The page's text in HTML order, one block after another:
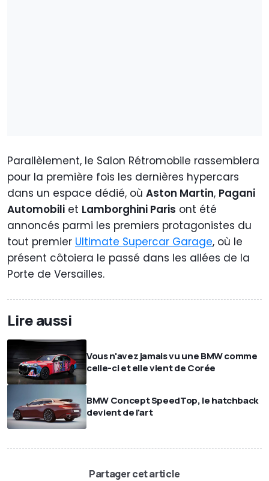
Parallèlement, le Salon Rétromobile rassemblera
pour la première fois les dernières hypercars
dans un espace dédié, où Aston Martin, Pagani
Automobili et Lamborghini Paris ont été
annoncés parmi les premiers protagonistes du
tout premier Ultimate Supercar Garage, où le
présent côtoiera le passé dans les allées de la
Porte de Versailles.
Lire aussi
Vous n'avez jamais vu une BMW comme
celle-ci et elle vient de Corée
BMW Concept SpeedTop, le hatchback
devient de l'art
Partager cet article